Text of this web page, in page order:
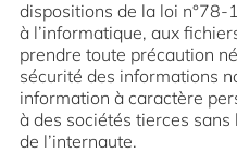
dispositions de la loi
à l’informatique, aux
prendre toute précaution
sécurité des informations
information à caractère
à des sociétés tierces
de l’internaute.